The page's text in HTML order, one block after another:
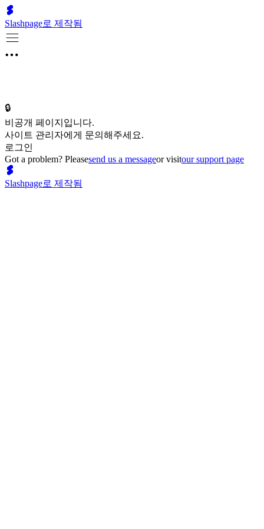
Slashpage로 제작됨
🔒
비공개 페이지입니다.
사이트 관리자에게 문의해주세요.
로그인
Got a problem? Pleasesend us a messageor visitour support page
Slashpage로 제작됨